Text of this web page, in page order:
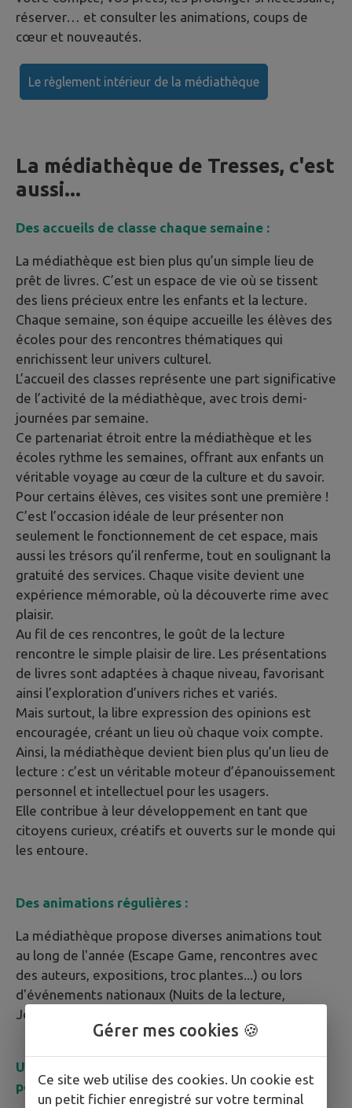
réserver… et consulter les animations, coups de
cœur et nouveautés.
Le règlement intérieur de la médiathèque
La médiathèque de Tresses, c'est
aussi...
Des accueils de classe chaque semaine :
La médiathèque est bien plus qu’un simple lieu de
prêt de livres. C’est un espace de vie où se tissent
des liens précieux entre les enfants et la lecture.
Chaque semaine, son équipe accueille les élèves des
écoles pour des rencontres thématiques qui
enrichissent leur univers culturel.
L’accueil des classes représente une part significative
de l’activité de la médiathèque, avec trois demi-
journées par semaine.
Ce partenariat étroit entre la médiathèque et les
écoles rythme les semaines, offrant aux enfants un
véritable voyage au cœur de la culture et du savoir.
Pour certains élèves, ces visites sont une première !
C’est l’occasion idéale de leur présenter non
seulement le fonctionnement de cet espace, mais
aussi les trésors qu’il renferme, tout en soulignant la
gratuité des services. Chaque visite devient une
expérience mémorable, où la découverte rime avec
plaisir.
Au fil de ces rencontres, le goût de la lecture
rencontre le simple plaisir de lire. Les présentations
de livres sont adaptées à chaque niveau, favorisant
ainsi l’exploration d’univers riches et variés.
Mais surtout, la libre expression des opinions est
encouragée, créant un lieu où chaque voix compte.
Ainsi, la médiathèque devient bien plus qu’un lieu de
lecture : c’est un véritable moteur d’épanouissement
personnel et intellectuel pour les usagers.
Elle contribue à leur développement en tant que
citoyens curieux, créatifs et ouverts sur le monde qui
les entoure.
Des animations régulières :
La médiathèque propose diverses animations tout
au long de l'année (Escape Game, rencontres avec
des auteurs, expositions, troc plantes...) ou lors
d'événements nationaux (Nuits de la lecture,
Journées Européennes du Patrimoine...).
Un espace et des animations dédiés aux tout-
petits
Gérer mes cookies 🍪
Ce site web utilise des cookies. Un cookie est
un petit fichier enregistré sur votre terminal